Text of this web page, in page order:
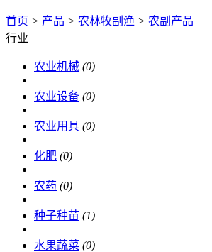
首页 > 产品 > 农林牧副渔 > 农副产品
行业
农业机械 (0)
农业设备 (0)
农业用具 (0)
化肥 (0)
农药 (0)
种子种苗 (1)
水果蔬菜 (0)